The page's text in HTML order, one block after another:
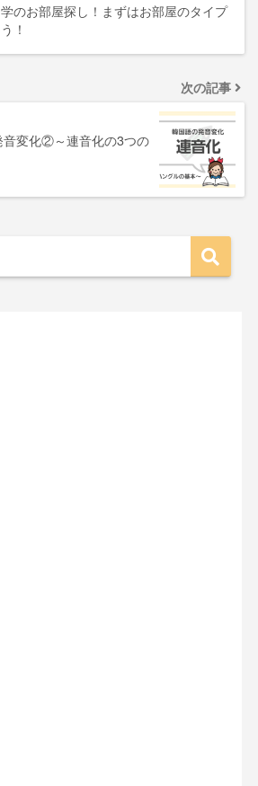
のお部屋探し！まずはお部屋のタイプ
！
次の記事
音変化②～連音化の3つの